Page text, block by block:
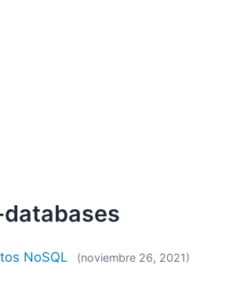
NoSQL (noviembre 26, 2021)